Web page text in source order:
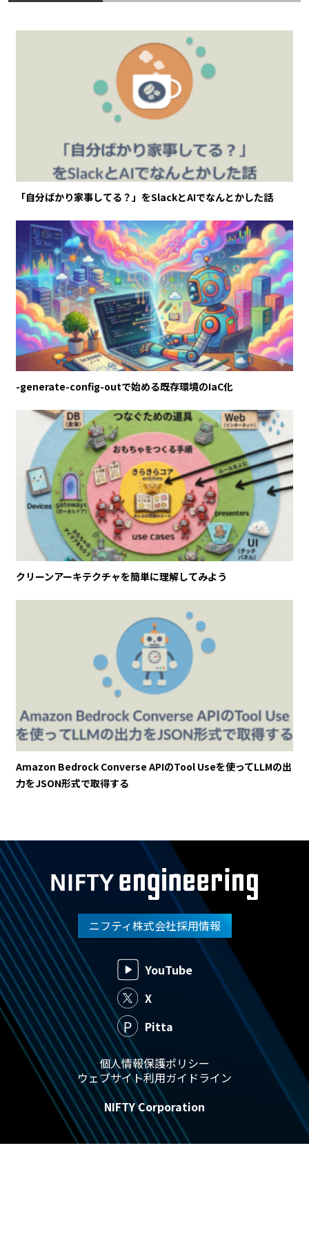
「自分ばかり家事してる？」をSlackとAIでなんとかした話
-generate-config-outで始める既存環境のIaC化
クリーンアーキテクチャを簡単に理解してみよう
Amazon Bedrock Converse APIのTool Useを使ってLLMの出
力をJSON形式で取得する
ニフティ株式会社採用情報
YouTube
X
Pitta
個人情報保護ポリシー
ウェブサイト利用ガイドライン
NIFTY Corporation